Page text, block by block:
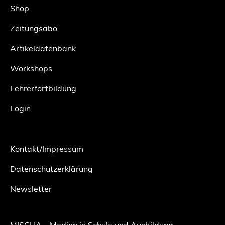
Shop
Zeitungsabo
Artikeldatenbank
Workshops
Lehrerfortbildung
Login
Kontakt/Impressum
Datenschutzerklärung
Newsletter